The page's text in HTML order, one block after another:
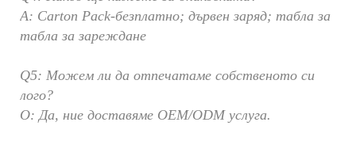
A: Carton Pack-безплатно; дървен заряд; табла за
табла за зареждане
Q5: Можем ли да отпечатаме собственото си
лого?
О: Да, ние доставяме OEM/ODM услуга.